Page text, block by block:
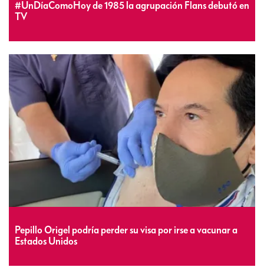
#UnDíaComoHoy de 1985 la agrupación Flans debutó en
TV
Pepillo Origel podría perder su visa por irse a vacunar a
Estados Unidos